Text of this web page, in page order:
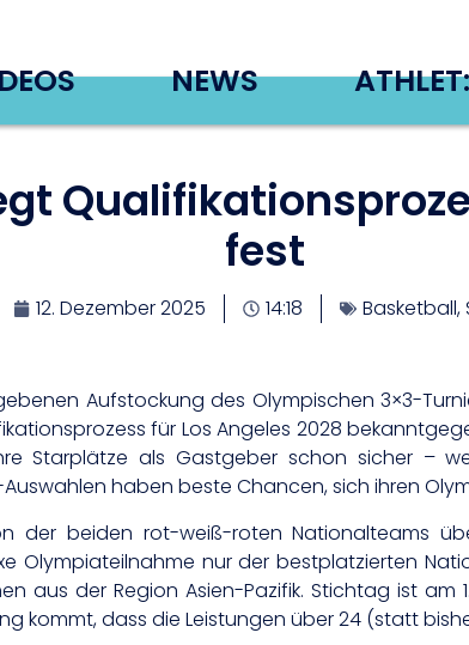
NEWS
fest
12. Dezember 2025 14:18 Basketball,
Aufstockung des Olympischen 3×3-
für Los Angeles 2028
Starplätze als Gastgeber schon sicher –
haben beste Chancen, sich ihren
der beiden rot-weiß-roten Nationalteams
Olympiateilnahme nur der bestplatzierten
aus der Region Asien-Pazifik. Stichtag ist am
kommt, dass die Leistungen über 24 (statt